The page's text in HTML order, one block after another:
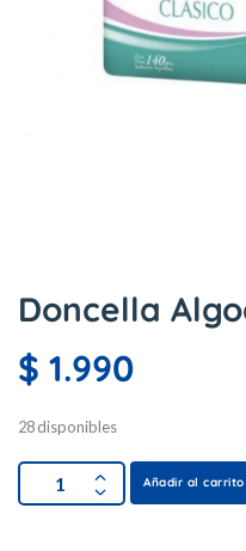
Doncella
$ 1.990
28 disponibles
Añadir al carrito